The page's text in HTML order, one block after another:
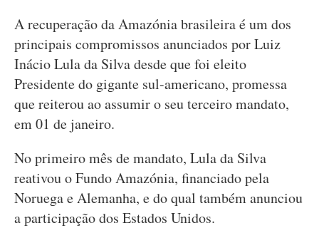
A recuperação da Amazónia brasileira é um dos
principais compromissos anunciados por Luiz
Inácio Lula da Silva desde que foi eleito
Presidente do gigante sul-americano, promessa
que reiterou ao assumir o seu terceiro mandato,
em 01 de janeiro.
No primeiro mês de mandato, Lula da Silva
reativou o Fundo Amazónia, financiado pela
Noruega e Alemanha, e do qual também anunciou
a participação dos Estados Unidos.